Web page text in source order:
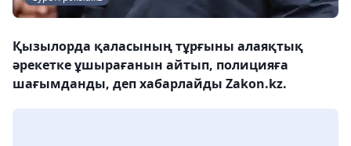
Қызылорда қаласының тұрғыны алаяқтық
әрекетке ұшырағанын айтып, полицияға
шағымданды, деп хабарлайды Zakon.kz.